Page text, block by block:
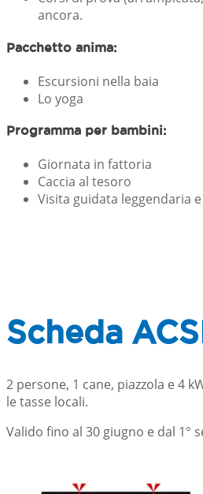
ancora.
Pacchetto anima:
Escursioni nella baia
Lo yoga
Programma per bambini:
Giornata in fattoria
Caccia al tesoro
Visita guidata leggendaria
Scheda ACSI
2 persone, 1 cane, piazzola e 4
le tasse locali.
Valido fino al 30 giugno e dal 1°